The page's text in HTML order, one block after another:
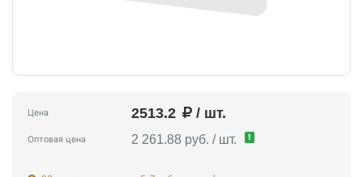
Цена 2513.2 / шт.
Оптовая цена 2 261.88 руб. / шт. !